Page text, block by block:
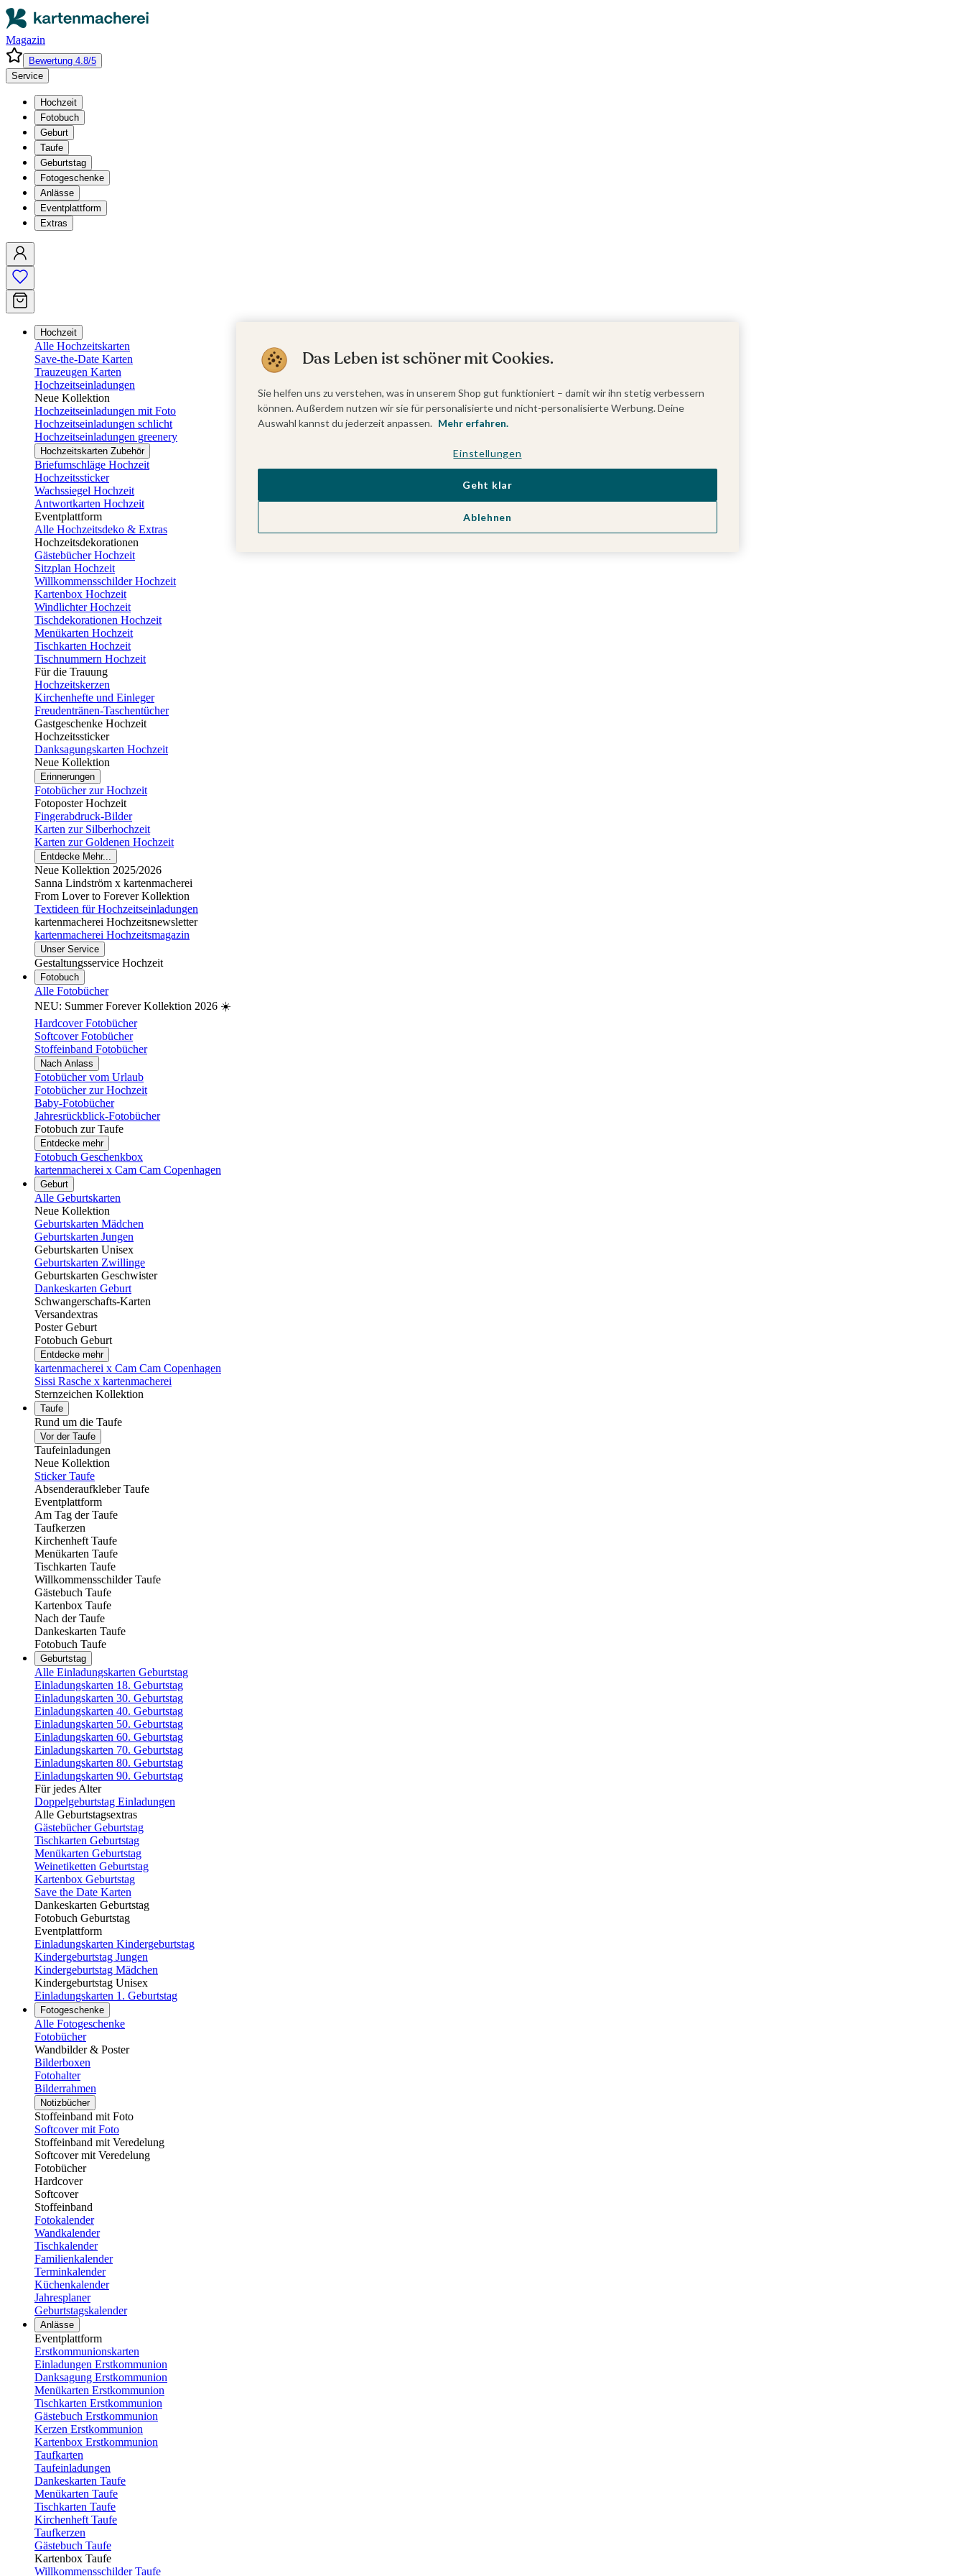
Magazin
Bewertung 4.8/5
Service
Hochzeit
Fotobuch
Geburt
Taufe
Geburtstag
Fotogeschenke
Anlässe
Eventplattform
Extras
Hochzeit
Alle Hochzeitskarten
Save-the-Date Karten
Trauzeugen Karten
Hochzeitseinladungen
Neue Kollektion
Hochzeitseinladungen mit Foto
Hochzeitseinladungen schlicht
Hochzeitseinladungen greenery
Hochzeitskarten Zubehör
Briefumschläge Hochzeit
Hochzeitssticker
Wachssiegel Hochzeit
Antwortkarten Hochzeit
Eventplattform
Alle Hochzeitsdeko & Extras
Hochzeitsdekorationen
Gästebücher Hochzeit
Sitzplan Hochzeit
Willkommensschilder Hochzeit
Kartenbox Hochzeit
Windlichter Hochzeit
Tischdekorationen Hochzeit
Menükarten Hochzeit
Tischkarten Hochzeit
Tischnummern Hochzeit
Für die Trauung
Hochzeitskerzen
Kirchenhefte und Einleger
Freudentränen-Taschentücher
Gastgeschenke Hochzeit
Hochzeitssticker
Danksagungskarten Hochzeit
Neue Kollektion
Erinnerungen
Fotobücher zur Hochzeit
Fotoposter Hochzeit
Fingerabdruck-Bilder
Karten zur Silberhochzeit
Karten zur Goldenen Hochzeit
Entdecke Mehr...
Neue Kollektion 2025/2026
Sanna Lindström x kartenmacherei
From Lover to Forever Kollektion
Textideen für Hochzeitseinladungen
kartenmacherei Hochzeitsnewsletter
kartenmacherei Hochzeitsmagazin
Unser Service
Gestaltungsservice Hochzeit
Fotobuch
Alle Fotobücher
NEU: Summer Forever Kollektion 2026 ☀️
Hardcover Fotobücher
Softcover Fotobücher
Stoffeinband Fotobücher
Nach Anlass
Fotobücher vom Urlaub
Fotobücher zur Hochzeit
Baby-Fotobücher
Jahresrückblick-Fotobücher
Fotobuch zur Taufe
Entdecke mehr
Fotobuch Geschenkbox
kartenmacherei x Cam Cam Copenhagen
Geburt
Alle Geburtskarten
Neue Kollektion
Geburtskarten Mädchen
Geburtskarten Jungen
Geburtskarten Unisex
Geburtskarten Zwillinge
Geburtskarten Geschwister
Dankeskarten Geburt
Schwangerschafts-Karten
Versandextras
Poster Geburt
Fotobuch Geburt
Entdecke mehr
kartenmacherei x Cam Cam Copenhagen
Sissi Rasche x kartenmacherei
Sternzeichen Kollektion
Taufe
Rund um die Taufe
Vor der Taufe
Taufeinladungen
Neue Kollektion
Sticker Taufe
Absenderaufkleber Taufe
Eventplattform
Am Tag der Taufe
Taufkerzen
Kirchenheft Taufe
Menükarten Taufe
Tischkarten Taufe
Willkommensschilder Taufe
Gästebuch Taufe
Kartenbox Taufe
Nach der Taufe
Dankeskarten Taufe
Fotobuch Taufe
Geburtstag
Alle Einladungskarten Geburtstag
Einladungskarten 18. Geburtstag
Einladungskarten 30. Geburtstag
Einladungskarten 40. Geburtstag
Einladungskarten 50. Geburtstag
Einladungskarten 60. Geburtstag
Einladungskarten 70. Geburtstag
Einladungskarten 80. Geburtstag
Einladungskarten 90. Geburtstag
Für jedes Alter
Doppelgeburtstag Einladungen
Alle Geburtstagsextras
Gästebücher Geburtstag
Tischkarten Geburtstag
Menükarten Geburtstag
Weinetiketten Geburtstag
Kartenbox Geburtstag
Save the Date Karten
Dankeskarten Geburtstag
Fotobuch Geburtstag
Eventplattform
Einladungskarten Kindergeburtstag
Kindergeburtstag Jungen
Kindergeburtstag Mädchen
Kindergeburtstag Unisex
Einladungskarten 1. Geburtstag
Fotogeschenke
Alle Fotogeschenke
Fotobücher
Wandbilder & Poster
Bilderboxen
Fotohalter
Bilderrahmen
Notizbücher
Stoffeinband mit Foto
Softcover mit Foto
Stoffeinband mit Veredelung
Softcover mit Veredelung
Fotobücher
Hardcover
Softcover
Stoffeinband
Fotokalender
Wandkalender
Tischkalender
Familienkalender
Terminkalender
Küchenkalender
Jahresplaner
Geburtstagskalender
Anlässe
Eventplattform
Erstkommunionskarten
Einladungen Erstkommunion
Danksagung Erstkommunion
Menükarten Erstkommunion
Tischkarten Erstkommunion
Gästebuch Erstkommunion
Kerzen Erstkommunion
Kartenbox Erstkommunion
Taufkarten
Taufeinladungen
Dankeskarten Taufe
Menükarten Taufe
Tischkarten Taufe
Kirchenheft Taufe
Taufkerzen
Gästebuch Taufe
Kartenbox Taufe
Willkommensschilder Taufe
Das Leben ist schöner mit Cookies.
Sie helfen uns zu verstehen, was in unserem Shop gut funktioniert – damit wir ihn stetig verbessern
können. Außerdem nutzen wir sie für personalisierte und nicht-personalisierte Werbung. Deine
Auswahl kannst du jederzeit anpassen. Mehr erfahren.
Einstellungen
Ablehnen
Geht klar